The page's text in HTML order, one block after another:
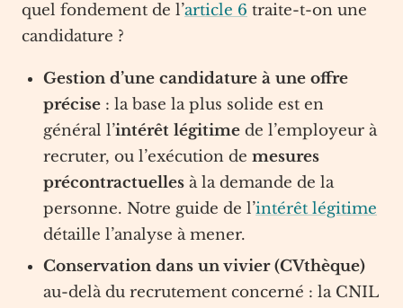
quel fondement de l’article 6 traite-t-on une
candidature ?
Gestion d’une candidature à une offre
précise : la base la plus solide est en
général l’intérêt légitime de l’employeur à
recruter, ou l’exécution de mesures
précontractuelles à la demande de la
personne. Notre guide de l’intérêt légitime
détaille l’analyse à mener.
Conservation dans un vivier (CVthèque)
au-delà du recrutement concerné : la CNIL